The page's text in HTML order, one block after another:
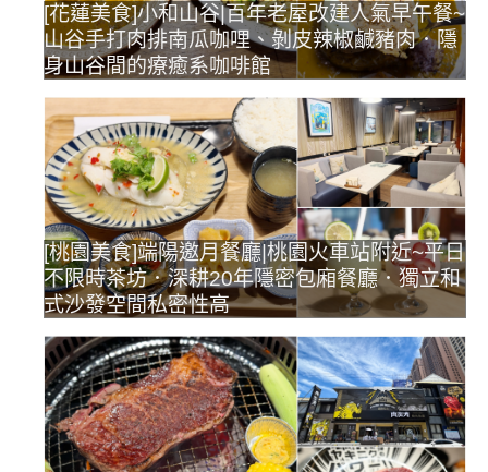
[花蓮美食]小和山谷|百年老屋改建人氣早午餐~
山谷手打肉排南瓜咖哩、剝皮辣椒鹹豬肉．隱
身山谷間的療癒系咖啡館
[桃園美食]端陽邀月餐廳|桃園火車站附近~平日
不限時茶坊．深耕20年隱密包廂餐廳．獨立和
式沙發空間私密性高